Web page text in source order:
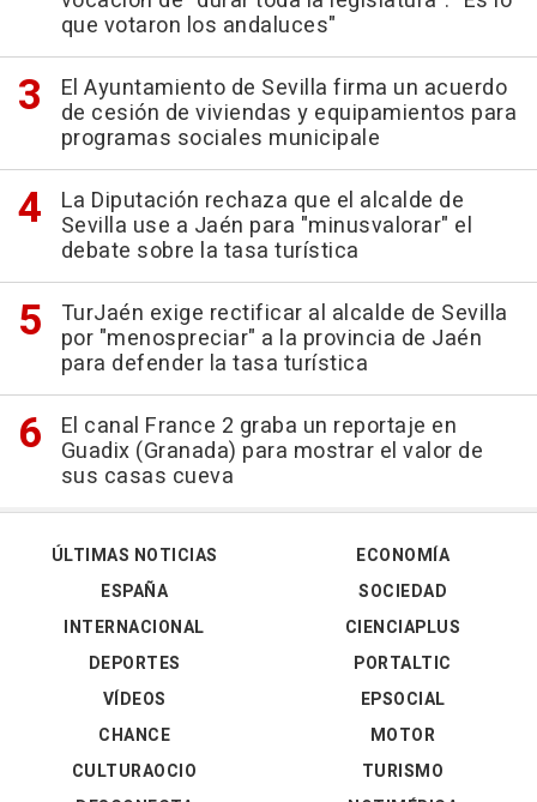
que votaron los andaluces"
El Ayuntamiento de Sevilla firma un acuerdo
de cesión de viviendas y equipamientos para
programas sociales municipale
La Diputación rechaza que el alcalde de
Sevilla use a Jaén para "minusvalorar" el
debate sobre la tasa turística
TurJaén exige rectificar al alcalde de Sevilla
por "menospreciar" a la provincia de Jaén
para defender la tasa turística
El canal France 2 graba un reportaje en
Guadix (Granada) para mostrar el valor de
sus casas cueva
ÚLTIMAS NOTICIAS
ESPAÑA
INTERNACIONAL
DEPORTES
VÍDEOS
ECONOMÍA
SOCIEDAD
CIENCIAPLUS
PORTALTIC
EPSOCIAL
CHANCE
CULTURAOCIO
MOTOR
TURISMO